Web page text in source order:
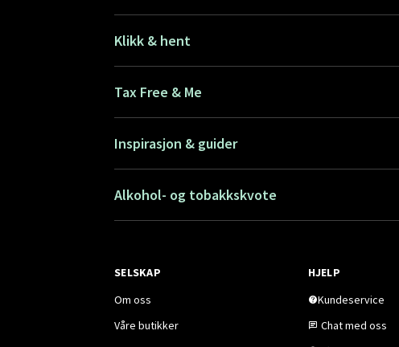
Klikk & hent
Tax Free & Me
Inspirasjon & guider
Alkohol- og tobakkskvote
SELSKAP
Om oss
Våre butikker
HJELP
Kundeservice
Chat med oss